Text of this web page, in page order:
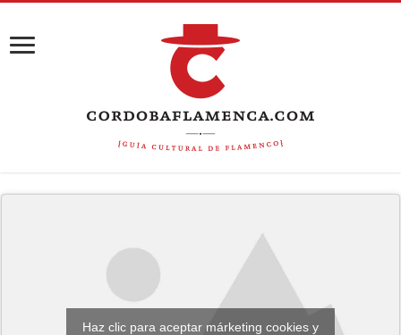
Haz clic para aceptar márketing cookies y